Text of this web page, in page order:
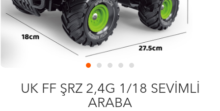
UK FF ŞRZ 2,4G 1/18 SEVİMLİ
ARABA